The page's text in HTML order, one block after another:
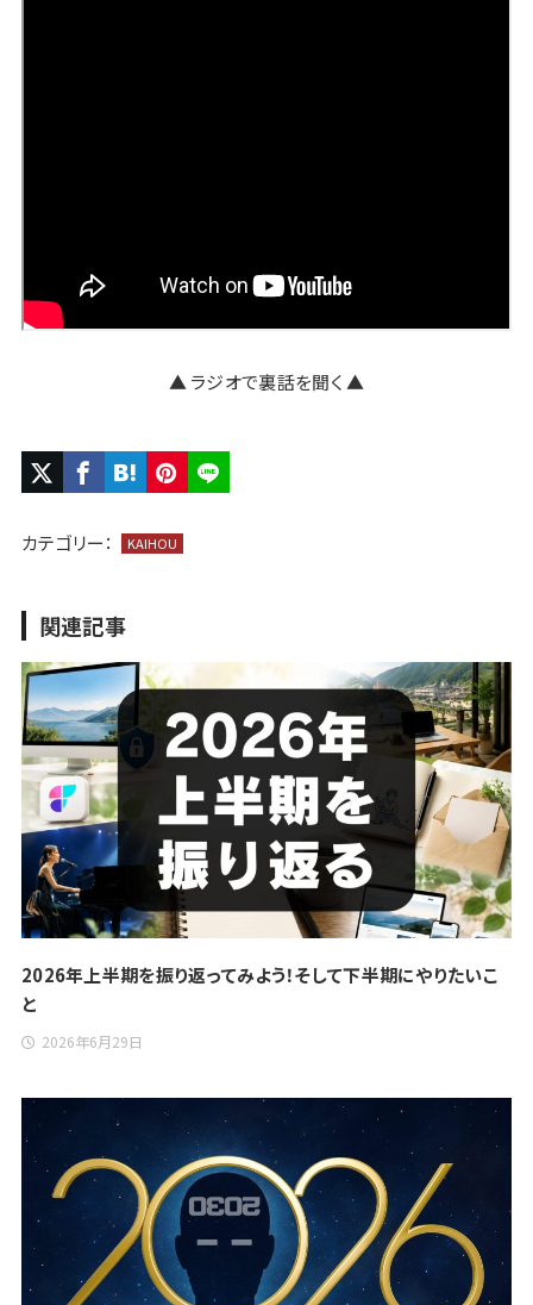
▲ ラジオで裏話を聞く ▲
カテゴリー： KAIHOU
関連記事
2026年上半期を振り返ってみよう！そして下半期にやりたいこ
と
2026年6月29日